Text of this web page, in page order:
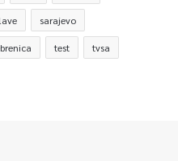
sarajevo
test tvsa